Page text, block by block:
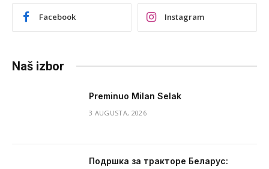
Facebook Instagram
Naš izbor
Preminuo Milan Selak
3 AUGUSTA, 2026
Подршка за тракторе Беларус: